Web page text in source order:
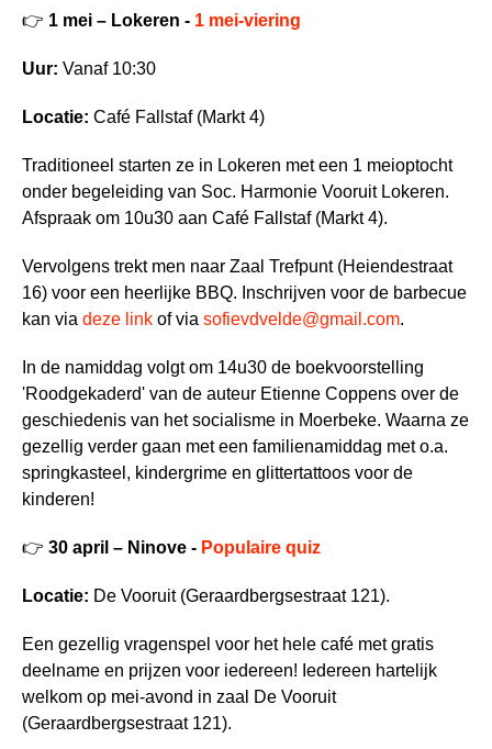
👉 1 mei – Lokeren - 1 mei-viering
Uur: Vanaf 10:30
Locatie: Café Fallstaf (Markt 4)
Traditioneel starten ze in Lokeren met een 1 meioptocht
onder begeleiding van Soc. Harmonie Vooruit Lokeren.
Afspraak om 10u30 aan Café Fallstaf (Markt 4).
Vervolgens trekt men naar Zaal Trefpunt (Heiendestraat
16) voor een heerlijke BBQ. Inschrijven voor de barbecue
kan via deze link of via sofievdvelde@gmail.com.
In de namiddag volgt om 14u30 de boekvoorstelling
'Roodgekaderd' van de auteur Etienne Coppens over de
geschiedenis van het socialisme in Moerbeke. Waarna ze
gezellig verder gaan met een familienamiddag met o.a.
springkasteel, kindergrime en glittertattoos voor de
kinderen!
👉 30 april – Ninove - Populaire quiz
Locatie: De Vooruit (Geraardbergsestraat 121).
Een gezellig vragenspel voor het hele café met gratis
deelname en prijzen voor iedereen! Iedereen hartelijk
welkom op mei-avond in zaal De Vooruit
(Geraardbergsestraat 121).